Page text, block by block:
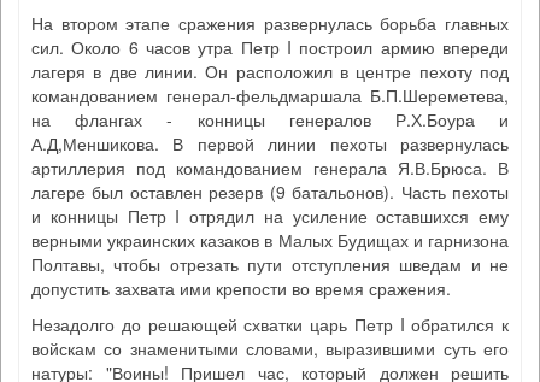
На втором этапе сражения развернулась борьба главных
сил. Около 6 часов утра Петр I построил армию впереди
лагеря в две линии. Он расположил в центре пехоту под
командованием генерал-фельдмаршала Б.П.Шереметева,
на флангах - конницы генералов Р.Х.Боура и
А.Д,Меншикова. В первой линии пехоты развернулась
артиллерия под командованием генерала Я.В.Брюса. В
лагере был оставлен резерв (9 батальонов). Часть пехоты
и конницы Петр I отрядил на усиление оставшихся ему
верными украинских казаков в Малых Будищах и гарнизона
Полтавы, чтобы отрезать пути отступления шведам и не
допустить захвата ими крепости во время сражения.
Незадолго до решающей схватки царь Петр I обратился к
войскам со знаменитыми словами, выразившими суть его
натуры: "Воины! Пришел час, который должен решить